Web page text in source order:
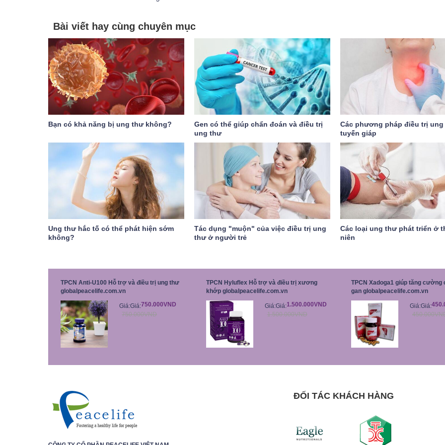
Bài viết hay cùng chuyên mục
Bạn có khả năng bị ung thư không?
Gen có thể giúp chẩn đoán và điều trị
ung thư
Các phương pháp điều trị
tuyến giáp
Ung thư hắc tố có thể phát hiện sớm
không?
Tác dụng "muộn" của việc điều trị ung
thư ở người trẻ
Các loại ung thư phát triển ở
niên
TPCN Anti-U100 Hỗ trợ và điều trị ung thư
globalpeacelife.com.vn
Giá:Giá:750.000VND
750.000VND
TPCN Hyluflex Hỗ trợ và điều trị xương
khớp globalpeacelife.com.vn
Giá:Giá:1.500.000VND
1.500.000VND
TPCN Xadoga1 giúp tăng cường
gan globalpeacelife.com.vn
Giá:Giá:
ĐỐI TÁC KHÁCH HÀNG